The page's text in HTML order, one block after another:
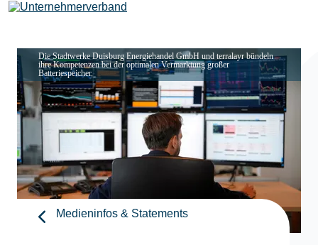
Leistungen
Mitglieder
[uv]campus | Seminare
Die Stadtwerke Duisburg Energiehandel GmbH und terralayr bündeln
ihre Kompetenzen bei der optimalen Vermarktung großer
Batteriespeicher.
Medieninfos & Statements